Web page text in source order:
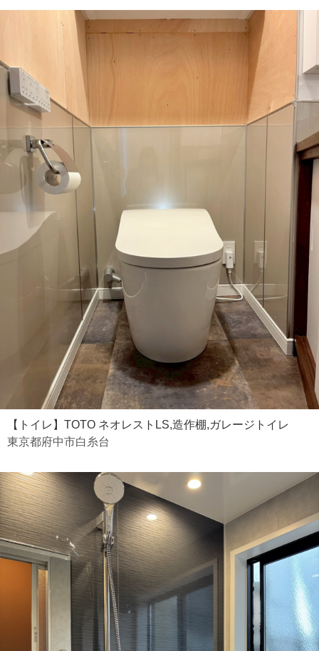
【トイレ】TOTO ネオレストLS,造作棚,ガレージトイレ
東京都府中市白糸台